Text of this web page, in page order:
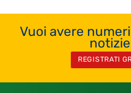
Vuoi avere
REGISTRATI